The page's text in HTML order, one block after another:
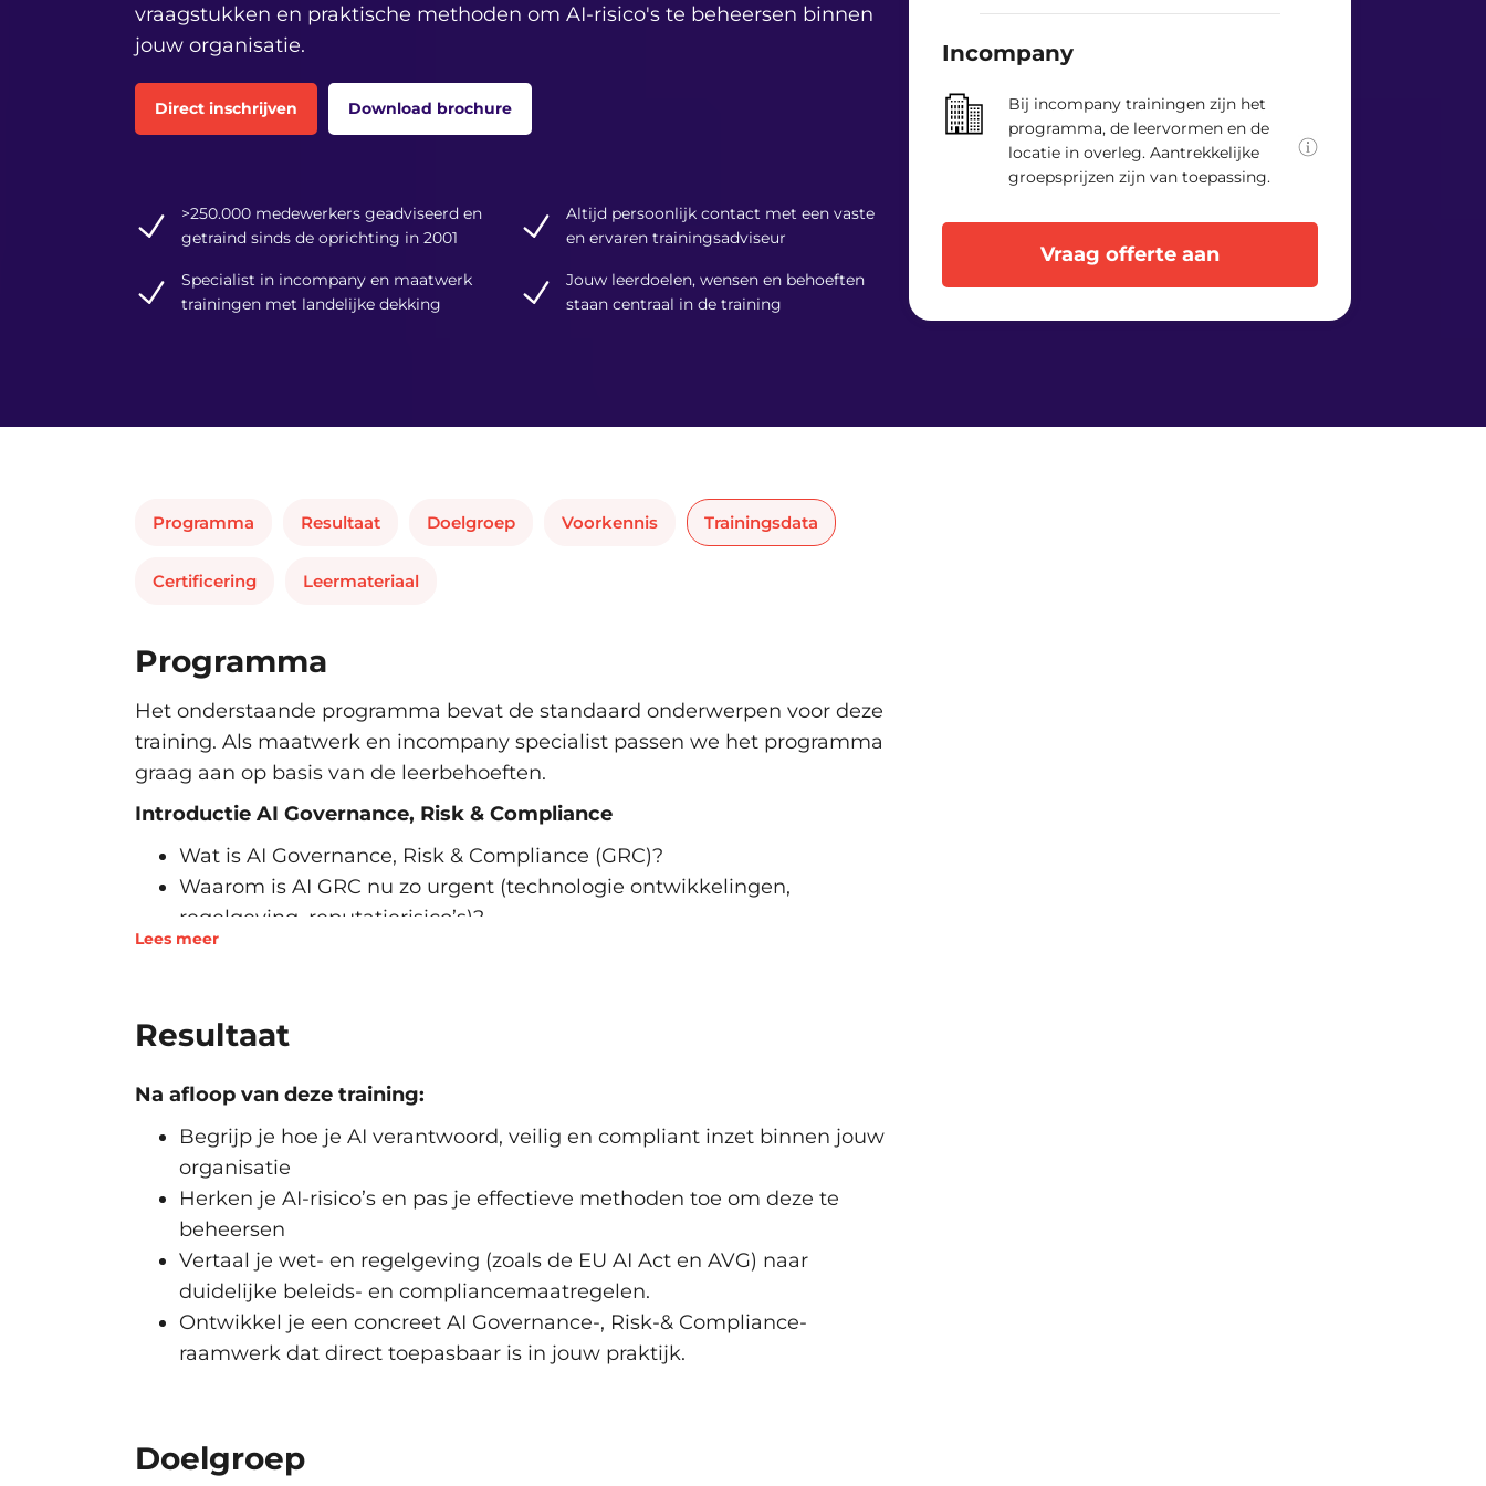
vraagstukken en praktische methoden om AI-risico's te beheersen binnen
jouw organisatie.
Direct inschrijven Download brochure
>250.000 medewerkers geadviseerd en
getraind sinds de oprichting in 2001
Altijd persoonlijk contact met een vaste
en ervaren trainingsadviseur
Specialist in incompany en maatwerk
trainingen met landelijke dekking
Jouw leerdoelen, wensen en behoeften
staan centraal in de training
Programma Resultaat Doelgroep Voorkennis Trainingsdata
Certificering Leermateriaal
Programma
Het onderstaande programma bevat de standaard onderwerpen voor deze
training. Als maatwerk en incompany specialist passen we het programma
graag aan op basis van de leerbehoeften.
Introductie AI Governance, Risk & Compliance
Wat is AI Governance, Risk & Compliance (GRC)?
Waarom is AI GRC nu zo urgent (technologie ontwikkelingen,
regelgeving, reputatierisico’s)?
Hoe past AI GRC binnen bestaande governance-, risk- en compliance-
AI binnen governance structuren
Hoe integreer je AI binnen bestaande governance, risk management
en compliance-processen?
Organisatorische modellen, betrokken stakeholders (board,
risk/compliance, IT, data science).
Change management en cultuur voor AI-governance.
Risicoanalyse en -beheersing van AI
Welke specifieke risico’s brengt AI met zich mee?
Identificeren & prioriteren (impact-/waarschijnlijkheid-matrix voor AI)
Frameworks en methoden voor risicobeheersing
Kernregels en ontwikkelingen: GDPR/AVG, IPR, EU AI Act
Lees meer
Resultaat
Na afloop van deze training:
Begrijp je hoe je AI verantwoord, veilig en compliant inzet binnen jouw
organisatie
Herken je AI-risico’s en pas je effectieve methoden toe om deze te
beheersen
Vertaal je wet- en regelgeving (zoals de EU AI Act en AVG) naar
duidelijke beleids- en compliancemaatregelen.
Ontwikkel je een concreet AI Governance-, Risk-& Compliance-
raamwerk dat direct toepasbaar is in jouw praktijk.
Doelgroep
Incompany
Bij incompany trainingen zijn het
programma, de leervormen en de
locatie in overleg. Aantrekkelijke
groepsprijzen zijn van toepassing.
Als opleider denken we graag
jullie praktijksituatie.
Vraag offerte aan